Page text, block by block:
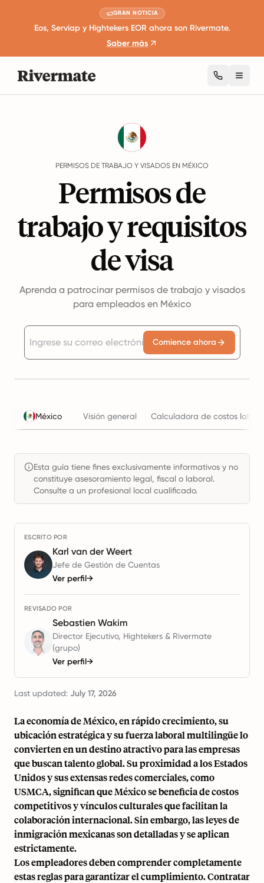
GRAN NOTICIA
Eos, Serviap y Hightekers EOR ahora son Rivermate.
Saber más
PERMISOS DE TRABAJO Y VISADOS EN MÉXICO
Permisos de
trabajo y requisitos
de visa
Aprenda a patrocinar permisos de trabajo y visados
para empleados en México
Comience ahora
México Visión general Calculadora de costos
Esta guía tiene fines exclusivamente informativos y no
constituye asesoramiento legal, fiscal o laboral.
Consulte a un profesional local cualificado.
ESCRITO POR
Karl van der Weert
Jefe de Gestión de Cuentas
Ver perfil→
REVISADO POR
Sebastien Wakim
Director Ejecutivo, Hightekers & Rivermate
(grupo)
Ver perfil→
Last updated: July 17, 2026
La economía de México, en rápido crecimiento, su
ubicación estratégica y su fuerza laboral multilingüe lo
convierten en un destino atractivo para las empresas
que buscan talento global. Su proximidad a los Estados
Unidos y sus extensas redes comerciales, como
USMCA, significan que México se beneficia de costos
competitivos y vínculos culturales que facilitan la
colaboración internacional. Sin embargo, las leyes de
inmigración mexicanas son detalladas y se aplican
estrictamente.
Los empleadores deben comprender completamente
estas reglas para garantizar el cumplimiento. Contratar